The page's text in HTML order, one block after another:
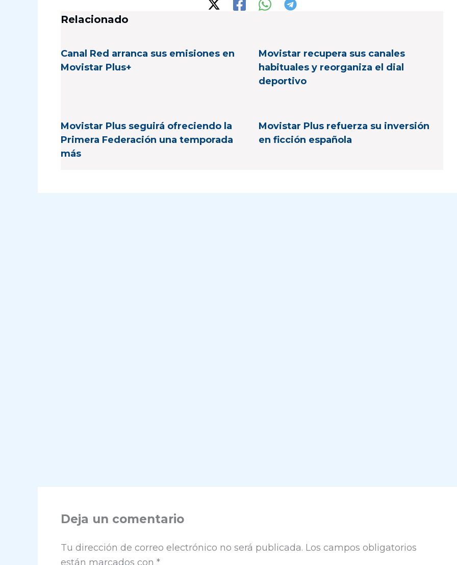
Relacionado
Canal Red arranca sus emisiones en
Movistar Plus+
Movistar recupera sus canales
habituales y reorganiza el dial
deportivo
Movistar Plus seguirá ofreciendo la
Primera Federación una temporada
más
Movistar Plus refuerza su inversión
en ficción española
Deja un comentario
Tu dirección de correo electrónico no será publicada. Los campos obligatorios
están marcados con *